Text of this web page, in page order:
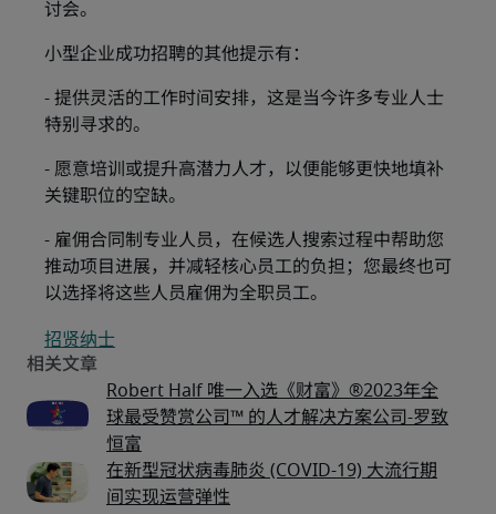
讨会。
小型企业成功招聘的其他提示有：
- 提供灵活的工作时间安排，这是当今许多专业人士
特别寻求的。
- 愿意培训或提升高潜力人才，以便能够更快地填补
关键职位的空缺。
- 雇佣合同制专业人员，在候选人搜索过程中帮助您
推动项目进展，并减轻核心员工的负担；您最终也可
以选择将这些人员雇佣为全职员工。
招贤纳士
Robert Half 唯一入选《财富》®2023年全
球最受赞赏公司™ 的人才解决方案公司-罗致
恒富
在新型冠状病毒肺炎 (COVID-19) 大流行期
间实现运营弹性